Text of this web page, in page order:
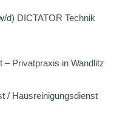
d) DICTATOR Technik
– Privatpraxis in Wandlitz
/ Hausreinigungsdienst